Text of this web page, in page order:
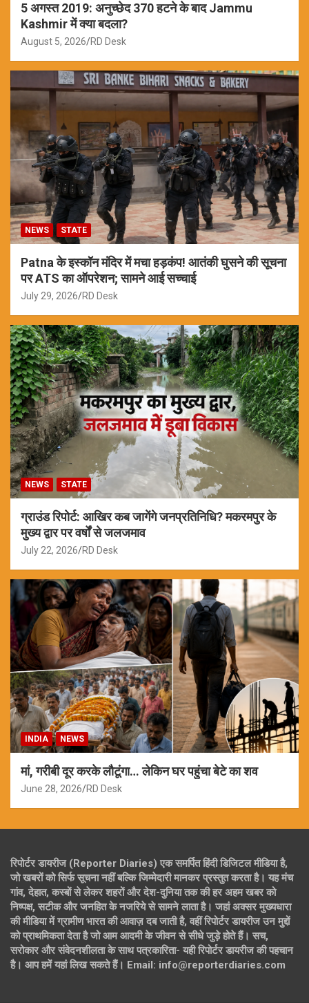
5 अगस्त 2019: अनुच्छेद 370 हटने के बाद Jammu
Kashmir में क्या बदला?
August 5, 2026 RD Desk
NEWS STATE
Patna के इस्कॉन मंदिर में मचा हड़कंप! आतंकी घुसने की सूचना
पर ATS का ऑपरेशन; सामने आई सच्चाई
July 29, 2026 RD Desk
NEWS STATE
ग्राउंड रिपोर्ट: आखिर कब जागेंगे जनप्रतिनिधि? मकरमपुर के
मुख्य द्वार पर वर्षों से जलजमाव
July 22, 2026 RD Desk
INDIA NEWS
मां, गरीबी दूर करके लौटूंगा… लेकिन घर पहुंचा बेटे का शव
June 28, 2026 RD Desk
रिपोर्टर डायरीज (Reporter Diaries) एक समर्पित हिंदी डिजिटल मीडिया है,
जो खबरों को सिर्फ सूचना नहीं बल्कि जिम्मेदारी मानकर प्रस्तुत करता है। यह मंच
गांव, देहात, कस्बों से लेकर शहरों और देश-दुनिया तक की हर अहम खबर को
निष्पक्ष, सटीक और जनहित के नजरिये से सामने लाता है। जहां अक्सर मुख्यधारा
की मीडिया में ग्रामीण भारत की आवाज़ दब जाती है, वहीं रिपोर्टर डायरीज उन मुद्दों
को प्राथमिकता देता है जो आम आदमी के जीवन से सीधे जुड़े होते हैं। सच,
सरोकार और संवेदनशीलता के साथ पत्रकारिता- यही रिपोर्टर डायरीज की पहचान
है। आप हमें यहां लिख सकते हैं। Email: info@reporterdiaries.com